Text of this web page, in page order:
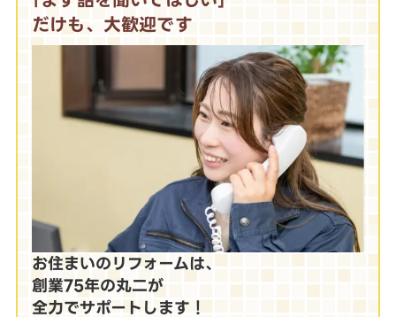
だけも、大歓迎です
お住まいのリフォームは、
創業75年の丸二が
全力でサポートします！